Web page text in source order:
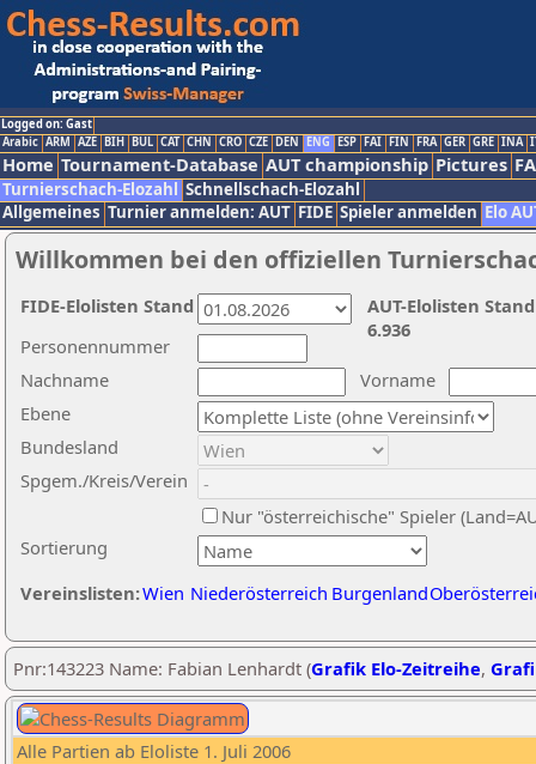
Logged on: Gast
Arabic ARM AZE BIH BUL CAT CHN CRO CZE DEN ENG ESP FAI FIN FRA GER GRE INA
Home Tournament-Database AUT championship Pictures
Turnierschach-Elozahl Schnellschach-Elozahl
Allgemeines Turnier anmelden: AUT FIDE Spieler anmelden Elo
Willkommen bei den offiziellen
Nachname
Vorname
Ebene
Sortierung
Personennummer
Bundesland
Spgem./Kreis/Verein
Nur "österreichische" Spieler
Vereinslisten:Wien Niederösterreich Burgenland
AUT-Elolisten
6.936
FIDE-Elolisten Stand
Pnr:143223 Name: Fabian Lenhardt (Grafik Elo-Zeitreihe,
Alle Partien ab Eloliste 1. Juli 2006